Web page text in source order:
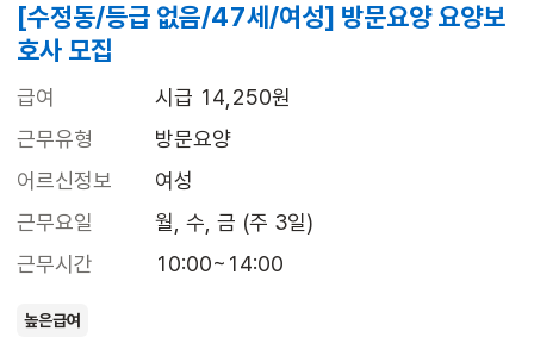
[수정동/등급 없음/47세/여성] 방문요양 요양보
호사 모집
급여
시급 14,250원
근무유형
방문요양
어르신정보
여성
근무요일
월, 수, 금 (주 3일)
근무시간
10:00~14:00
높은급여